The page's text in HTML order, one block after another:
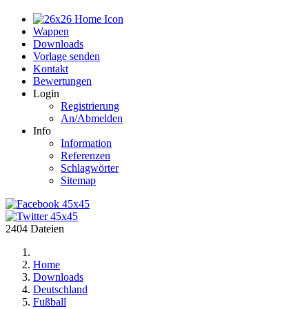
Wappen
Downloads
Vorlage senden
Kontakt
Bewertungen
Login
Registrierung
An/Abmelden
Info
Information
Referenzen
Schlagwörter
Sitemap
2404 Dateien
Home
Downloads
Deutschland
Fußball